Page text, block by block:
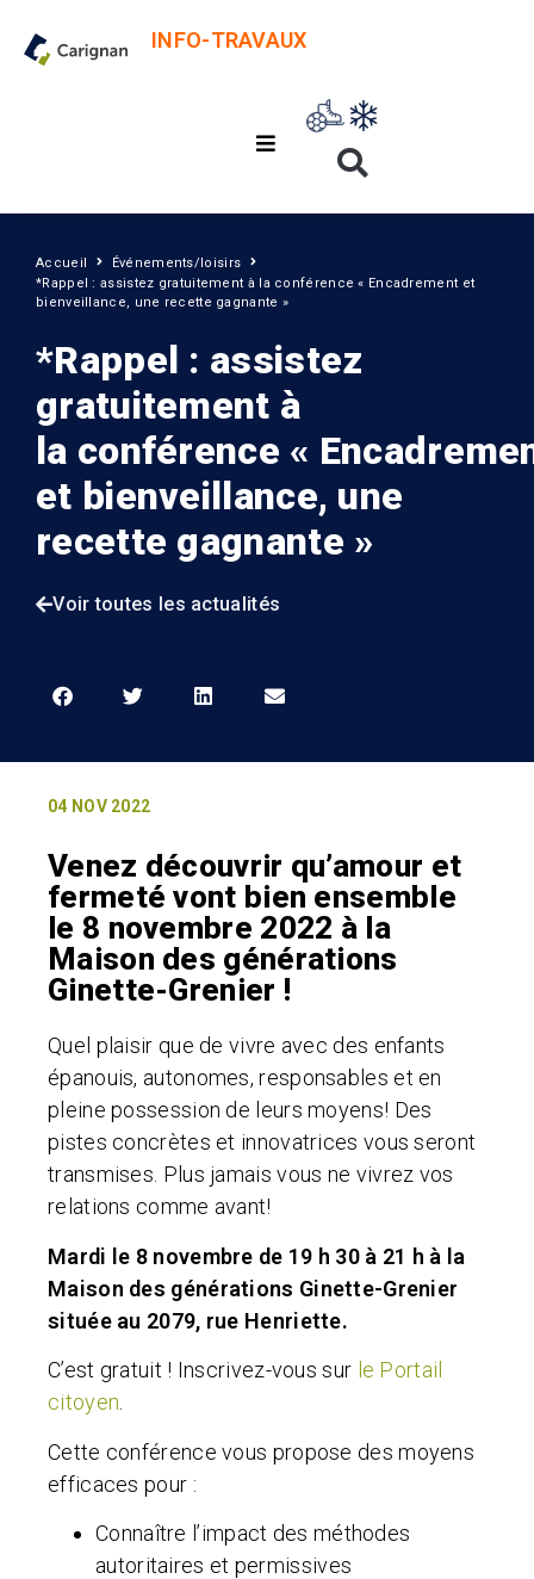
INFO-TRAVAUX
Accueil
Événements/loisirs
*Rappel : assistez gratuitement à la conférence « Encadrement et
bienveillance, une recette gagnante »
*Rappel : assistez
gratuitement à
la conférence «
et bienveillance, une
recette gagnante »
Voir toutes les actualités
04 NOV 2022
Venez découvrir qu’amour et
fermeté vont bien ensemble
le 8 novembre 2022 à la
Maison des générations
Ginette-Grenier !
Quel plaisir que de vivre avec des enfants
épanouis, autonomes, responsables et en
pleine possession de leurs moyens! Des
pistes concrètes et innovatrices vous seront
transmises. Plus jamais vous ne vivrez vos
relations comme avant!
Mardi le 8 novembre de 19 h 30 à 21 h à la
Maison des générations Ginette-Grenier
située au 2079, rue Henriette.
C’est gratuit ! Inscrivez-vous sur le Portail
citoyen
Cette conférence vous propose des moyens
efficaces pour :
Connaître l’impact des méthodes
autoritaires et permissives